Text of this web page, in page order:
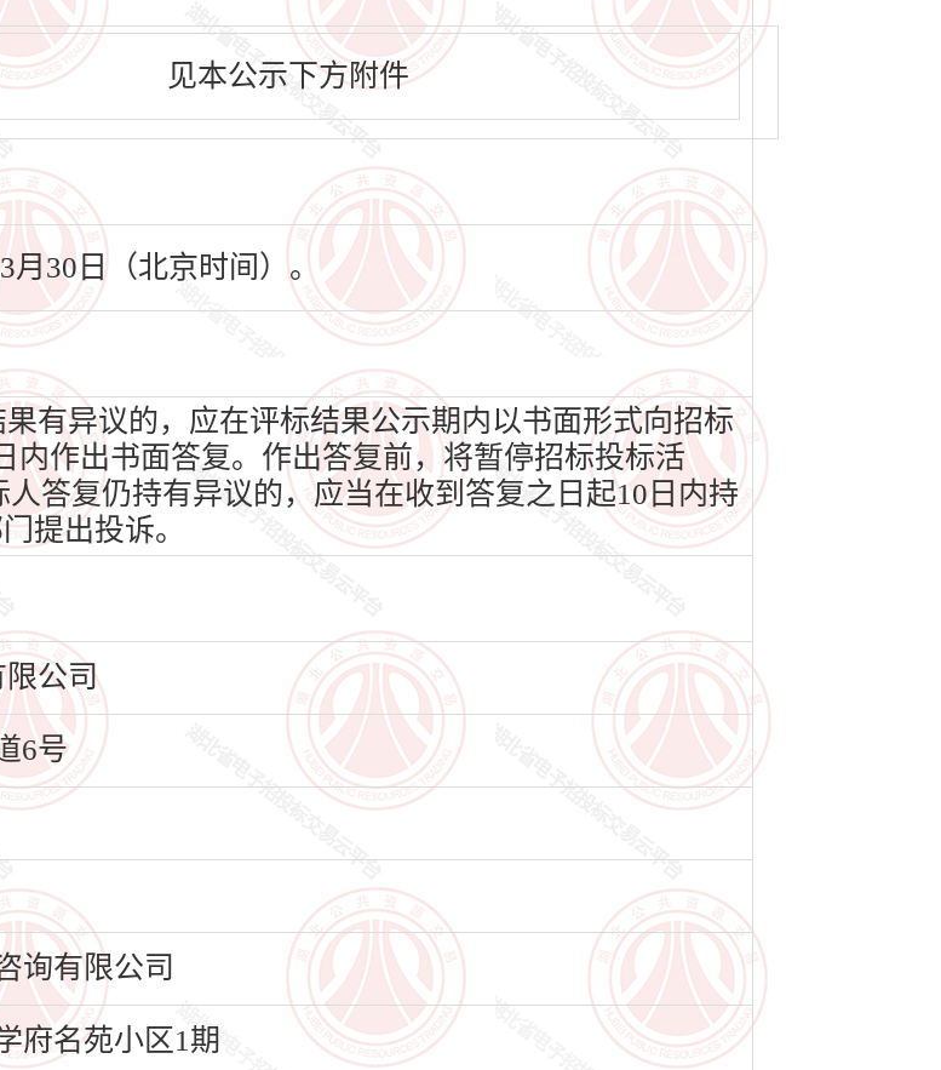
见本公示下方附件
月30日（北京时间）。
有异议的，应在评标结果公示期内以书面形式向招标
内作出书面答复。作出答复前，将暂停招标投标活
答复仍持有异议的，应当在收到答复之日起10日内持
提出投诉。
限公司
6号
询有限公司
府名苑小区1期